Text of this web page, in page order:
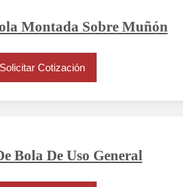
Montada Sobre Muñón
Solicitar Cotización
Bola De Uso General